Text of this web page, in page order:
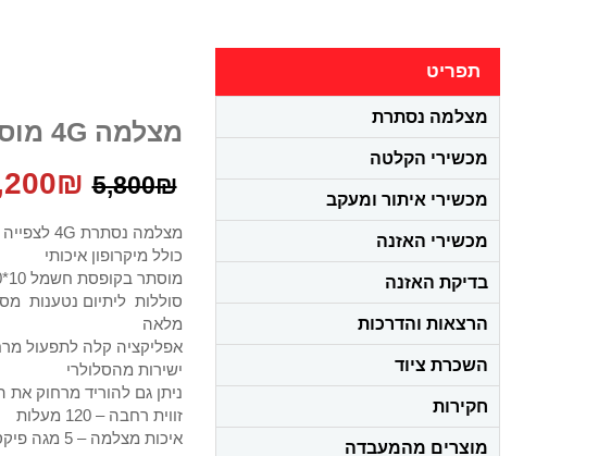
מצלמה 4G מוסלקת בקופסת חשמל
5,800₪
היה:
₪
מצלמה נסתרת 4G לצפייה מרחוק אונליין ובהקלטות
כולל מיקרופון איכותי
מוסתר בקופסת חשמל 10*10
מלאה
אפליקציה קלה לתפעול
ישירות מהסלולרי
ניתן גם להוריד מרחוק את
זווית רחבה – 120 מעלות
איכות מצלמה – 5 מגה פיקסל – 4K
תפריט
מצלמה נסתרת
מכשירי הקלטה
מכשירי איתור ומעקב
מכשירי האזנה
בדיקת האזנה
הרצאות והדרכות
השכרת ציוד
חקירות
מוצרים מהמעבדה